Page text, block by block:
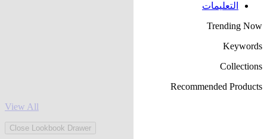
التعليمات
Trending Now
Keywords
Collections
Recommended Products
View All
Close Lookbook Drawer